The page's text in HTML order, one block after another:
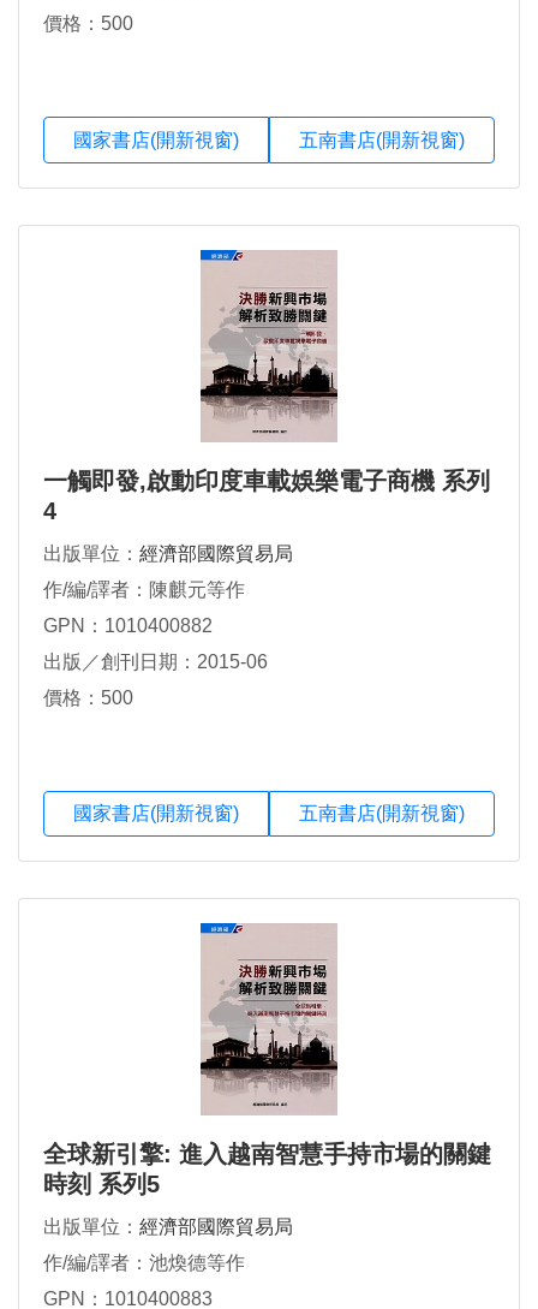
價格：500
國家書店(開新視窗) 五南書店(開新視窗)
一觸即發,啟動印度車載娛樂電子商機 系列
4
出版單位： 經濟部國際貿易局
作/編/譯者：陳麒元等作
GPN：1010400882
出版／創刊日期：2015-06
價格：500
國家書店(開新視窗) 五南書店(開新視窗)
全球新引擎: 進入越南智慧手持市場的關鍵
時刻 系列5
出版單位： 經濟部國際貿易局
作/編/譯者：池煥德等作
GPN：1010400883